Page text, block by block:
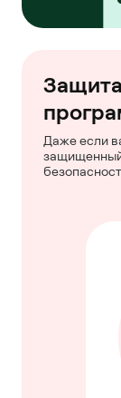
Даже если
защищенный